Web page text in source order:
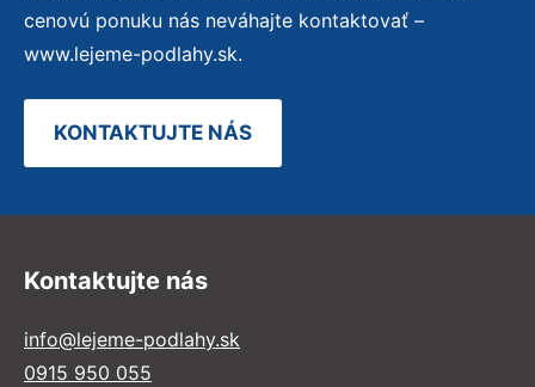
cenovú ponuku nás neváhajte kontaktovať –
www.lejeme-podlahy.sk.
KONTAKTUJTE NÁS
Kontaktujte nás
info@lejeme-podlahy.sk
0915 950 055